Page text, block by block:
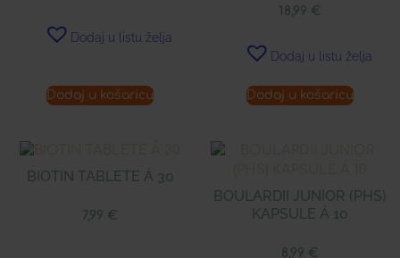
Dodaj u listu želja
Dodaj u košaricu
18,99 €
Dodaj u listu želja
Dodaj u košaricu
BIOTIN TABLETE Á 30
7,99 €
BOULARDII JUNIOR (PHS)
KAPSULE Á 10
8,99 €